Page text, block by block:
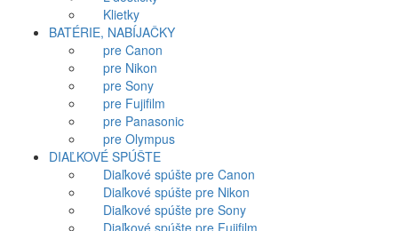
Klietky
BATÉRIE, NABÍJAČKY
pre Canon
pre Nikon
pre Sony
pre Fujifilm
pre Panasonic
pre Olympus
DIAĽKOVÉ SPÚŠTE
Diaľkové spúšte pre Canon
Diaľkové spúšte pre Nikon
Diaľkové spúšte pre Sony
Diaľkové spúšte pre Fujifilm